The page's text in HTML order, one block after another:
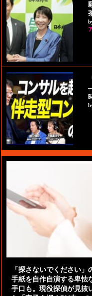
「探さないでください」
手紙を自作自演する卑怯
手口も。現役探偵が見抜